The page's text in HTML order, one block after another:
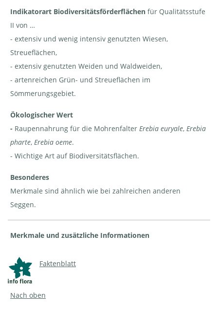
Indikatorart Biodiversitätsförderflächen für Qualitätsstufe
II von …
- extensiv und wenig intensiv genutzten Wiesen,
Streueflächen,
- extensiv genutzten Weiden und Waldweiden,
- artenreichen Grün- und Streueflächen im
Sömmerungsgebiet.
Ökologischer Wert
- Raupennahrung für die Mohrenfalter Erebia euryale, Erebia
pharte, Erebia oeme.
- Wichtige Art auf Biodiversitätsflächen.
Besonderes
Merkmale sind ähnlich wie bei zahlreichen anderen
Seggen.
Merkmale und zusätzliche Informationen
Faktenblatt
Nach oben